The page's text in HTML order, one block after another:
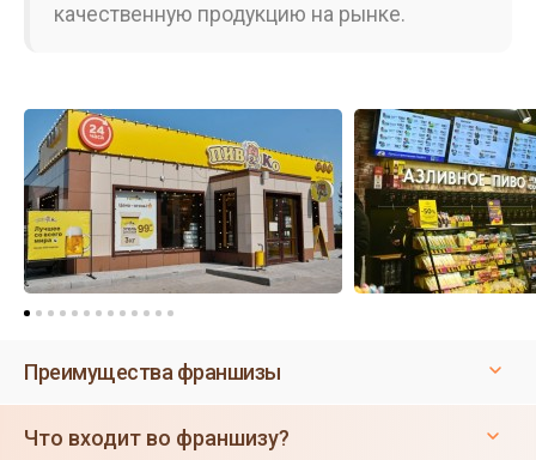
качественную продукцию на рынке.
Преимущества франшизы
Что входит во франшизу?